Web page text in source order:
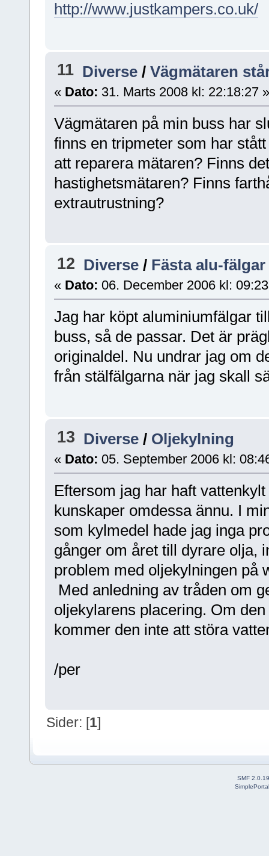
http://www.justkampers.co.uk/
11 Diverse /Vägmätaren
« Dato: 31. Marts 2008 kl: 22:18:27 »
Vägmätaren på min buss har
finns en tripmeter som har
att reparera mätaren? Finns
hastighetsmätaren? Finns
extrautrustning?
12 Diverse / Fästa alu-fälgar
« Dato: 06. December 2006 kl:
Jag har köpt aluminiumfälgar
buss, så de passar. Det är
originaldel. Nu undrar jag om
från stälfälgarna när jag skall
13 Diverse / Oljekylning
« Dato: 05. September 2006 kl:
Eftersom jag har haft
kunskaper omdessa ännu. I
som kylmedel hade jag inga
gånger om året till dyrare olja,
problem med oljekylningen på
Med anledning av tråden om
oljekylarens placering. Om
kommer den inte att störa
/per
Sider: [1]
SMF 2.0.19